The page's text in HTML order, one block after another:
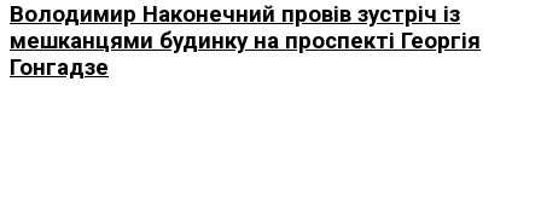
Володимир Наконечний провів зустріч із
мешканцями будинку на проспекті Георгія
Гонгадзе